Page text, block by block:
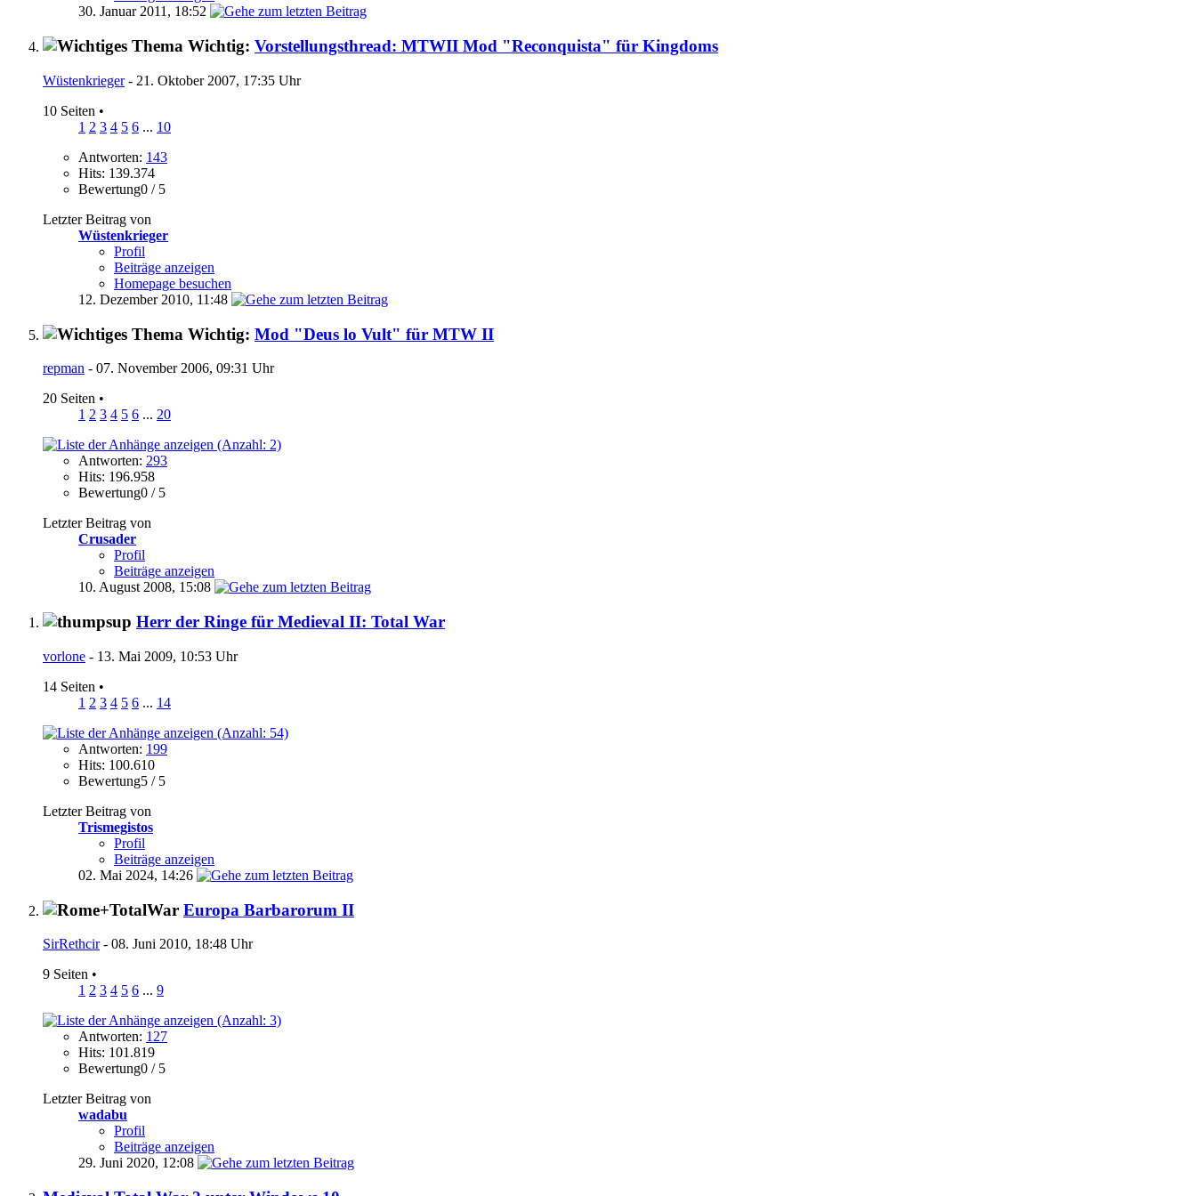
30. Januar 2011, 18:52
Wichtig: Vorstellungsthread: MTWII Mod "Reconquista" für Kingdoms
Wüstenkrieger- 21. Oktober 2007, 17:35 Uhr
10 Seiten •
1 2 3 4 5 6 ... 10
Antworten: 143
Hits: 139.374
Bewertung0 / 5
Letzter Beitrag von
Wüstenkrieger
Profil
Beiträge anzeigen
Homepage besuchen
12. Dezember 2010, 11:48
Wichtig: Mod "Deus lo Vult" für MTW II
repman - 07. November 2006, 09:31 Uhr
20 Seiten •
1 2 3 4 5 6 ... 20
Antworten: 293
Hits: 196.958
Bewertung0 / 5
Letzter Beitrag von
Crusader
Profil
Beiträge anzeigen
10. August 2008, 15:08
Herr der Ringe für Medieval II: Total War
vorlone - 13. Mai 2009, 10:53 Uhr
14 Seiten •
1 2 3 4 5 6 ... 14
Antworten: 199
Hits: 100.610
Bewertung5 / 5
Letzter Beitrag von
Trismegistos
Profil
Beiträge anzeigen
02. Mai 2024, 14:26
Europa Barbarorum II
SirRethcir- 08. Juni 2010, 18:48 Uhr
9 Seiten •
1 2 3 4 5 6 ... 9
Antworten: 127
Hits: 101.819
Bewertung0 / 5
Letzter Beitrag von
wadabu
Profil
Beiträge anzeigen
29. Juni 2020, 12:08